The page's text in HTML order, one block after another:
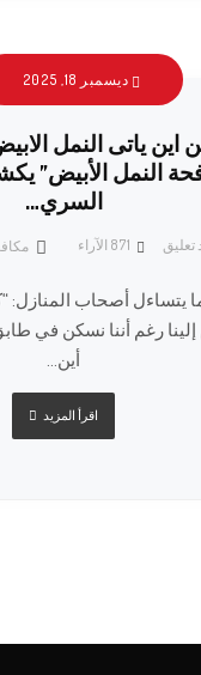
ديسمبر 18, 2025
اين ياتى النمل
النمل الأبيض”
السري…
تعليق الآراء
ما يتساءل أصحاب
إلينا رغم أننا نسكن في
أين...
اقرأ المزيد